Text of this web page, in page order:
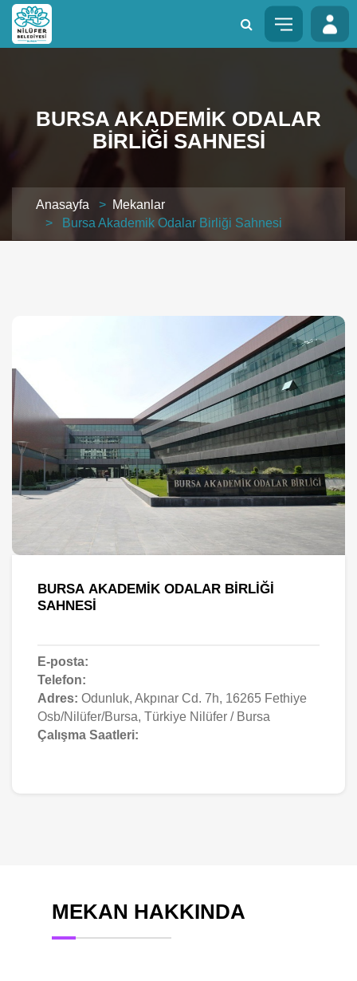
BURSA AKADEMIK ODALAR
BIRLIĞI SAHNESI
Anasayfa > Mekanlar
> Bursa Akademik Odalar Birliği Sahnesi
BURSA AKADEMIK ODALAR BIRLIĞI
SAHNESI
E-posta:
Telefon:
Adres: Odunluk, Akpınar Cd. 7h, 16265 Fethiye
Osb/Nilüfer/Bursa, Türkiye Nilüfer / Bursa
Çalışma Saatleri:
MEKAN HAKKINDA